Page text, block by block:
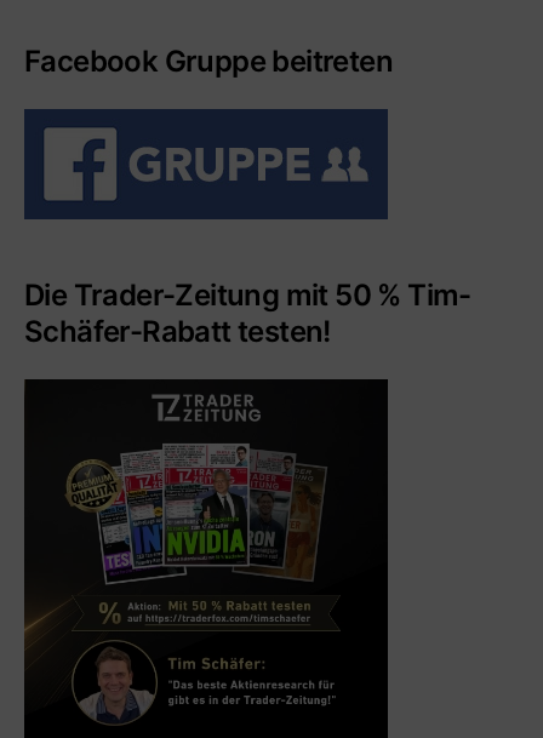
Facebook Gruppe beitreten
Die Trader-Zeitung mit 50 % Tim-
Schäfer-Rabatt testen!